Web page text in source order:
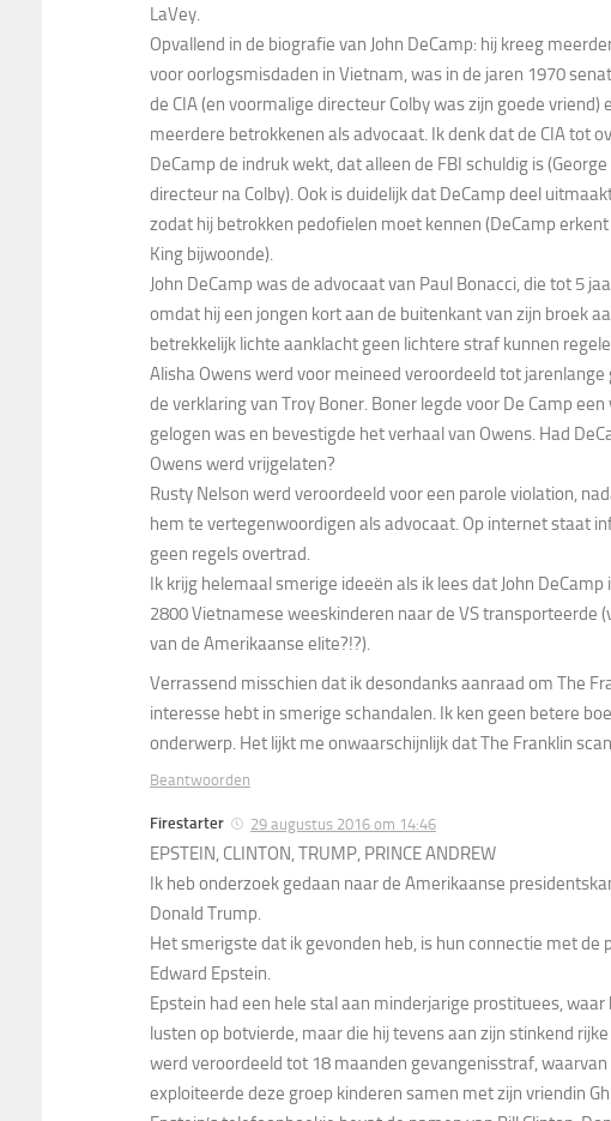
LaVey.
Opvallend in de biografie van John DeCamp: hij kreeg
voor oorlogsmisdaden in Vietnam, was in de jaren 1970
de CIA (en voormalige directeur Colby was zijn goede
meerdere betrokkenen als advocaat. Ik denk dat de CIA tot
DeCamp de indruk wekt, dat alleen de FBI schuldig is
directeur na Colby). Ook is duidelijk dat DeCamp deel
zodat hij betrokken pedofielen moet kennen (DeCamp
King bijwoonde).
John DeCamp was de advocaat van Paul Bonacci, die tot 5
omdat hij een jongen kort aan de buitenkant van zijn broek
betrekkelijk lichte aanklacht geen lichtere straf kunnen
Alisha Owens werd voor meineed veroordeeld tot
de verklaring van Troy Boner. Boner legde voor De Camp
gelogen was en bevestigde het verhaal van Owens. Had
Owens werd vrijgelaten?
Rusty Nelson werd veroordeeld voor een parole violation,
hem te vertegenwoordigen als advocaat. Op internet staat
geen regels overtrad.
Ik krijg helemaal smerige ideeën als ik lees dat John
2800 Vietnamese weeskinderen naar de VS transporteerde
van de Amerikaanse elite?!?).
Verrassend misschien dat ik desondanks aanraad om The
interesse hebt in smerige schandalen. Ik ken geen betere
onderwerp. Het lijkt me onwaarschijnlijk dat The Franklin
Beantwoorden
Firestarter 29 augustus 2016 om 14:46
EPSTEIN, CLINTON, TRUMP, PRINCE ANDREW
Ik heb onderzoek gedaan naar de Amerikaanse
Donald Trump.
Het smerigste dat ik gevonden heb, is hun connectie met de
Edward Epstein.
Epstein had een hele stal aan minderjarige prostituees,
lusten op botvierde, maar die hij tevens aan zijn stinkend
werd veroordeeld tot 18 maanden gevangenisstraf, waarvan
exploiteerde deze groep kinderen samen met zijn vriendin